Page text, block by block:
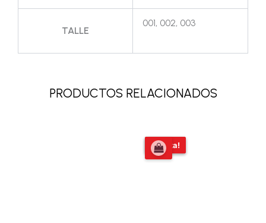
TALLE
001, 002, 003
PRODUCTOS RELACIONADOS
¡Oferta!
¡Oferta!